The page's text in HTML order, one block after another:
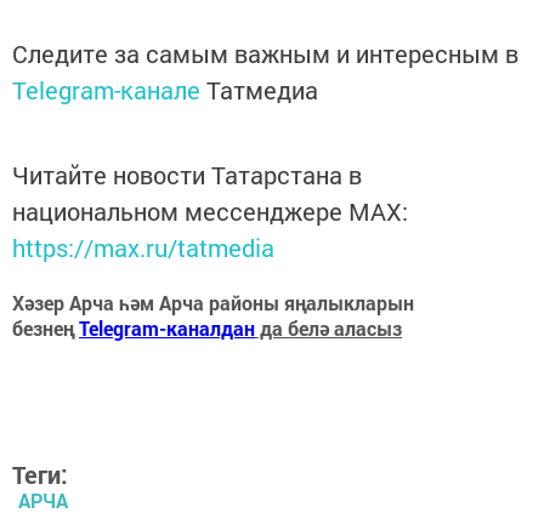
Следите за самым важным и интересным в
Telegram-канале Татмедиа
Читайте новости Татарстана в
национальном мессенджере MАХ:
https://max.ru/tatmedia
Хәзер Арча һәм Арча районы яңалыкларын
безнеңTelegram-каналданда белә аласыз
Теги:
АРЧА